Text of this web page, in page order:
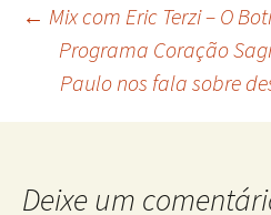
Navegação
← Mix com Eric Terzi – O
Programa Coração
Paulo nos fala sobre
Deixe um